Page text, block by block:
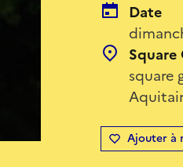
Date
Square
square
Ajouter à